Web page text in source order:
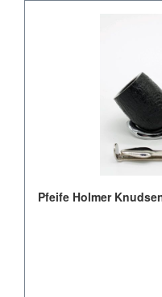
Pfeife Holmer